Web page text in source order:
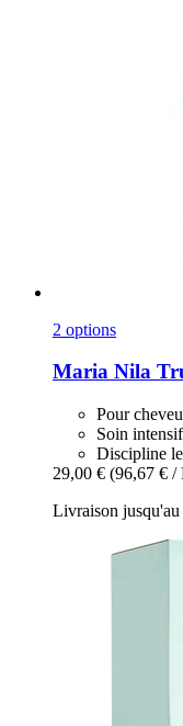
2 options
Maria Nila
Pour
Soin
Discipline
29,00 € (96,67 € /
Livraison jusqu'au